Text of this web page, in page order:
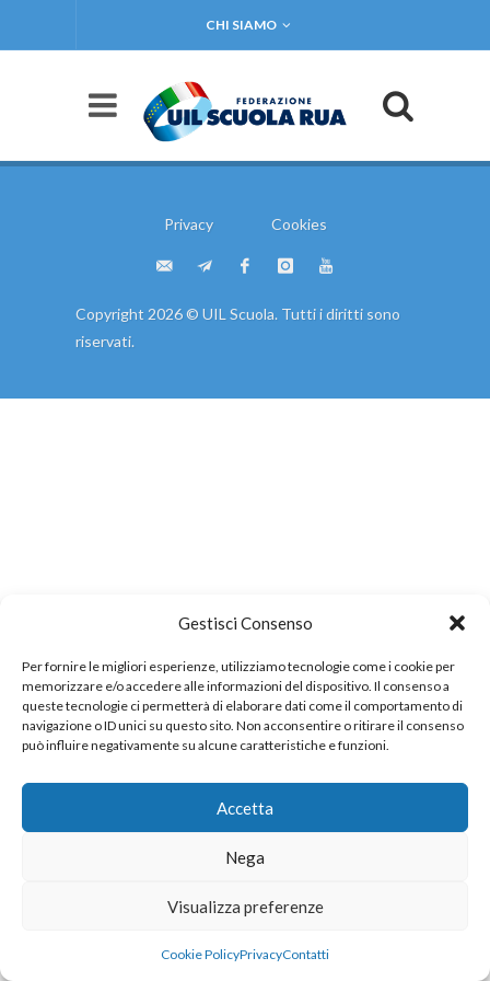
Gestisci Consenso
Per fornire le migliori esperienze, utilizziamo tecnologie come i cookie per
memorizzare e/o accedere alle informazioni del dispositivo. Il consenso a
queste tecnologie ci permetterà di elaborare dati come il comportamento di
navigazione o ID unici su questo sito. Non acconsentire o ritirare il consenso
può influire negativamente su alcune caratteristiche e funzioni.
Accetta
Nega
Visualizza preferenze
Cookie PolicyPrivacyContatti
CHI SIAMO
Privacy Cookies
Copyright 2026 © UIL Scuola. Tutti i diritti sono
riservati.